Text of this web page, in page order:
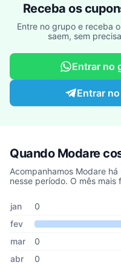
Receba os
Entre no grupo e receba
saem, sem
Entrar no
Entrar
Quando Modare
Acompanhamos Modare
nesse período. O mês mais
Cupons de Modare
Mês Cupons publicados
jan
0
fev
mar
0
abr
0